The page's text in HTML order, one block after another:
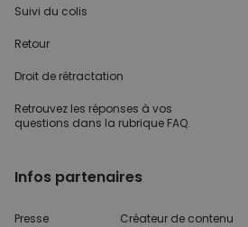
Suivi du colis
Retour
Droit de rétractation
Retrouvez les réponses à vos
questions dans la rubrique FAQ.
Infos partenaires
Presse Créateur de contenu